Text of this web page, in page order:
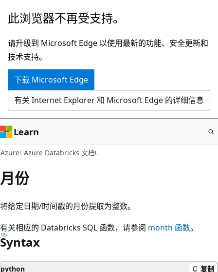
跳
主
要
内
此浏览器不再受支持。
请升级到 Microsoft Edge 以使用最新的功能、安全更新和
技术支持。
下载 Microsoft Edge
有关 Internet Explorer 和 Microsoft Edge 的详细信息
Learn
Azure Azure Databricks 文档
月份
将给定日期/时间戳的月份提取为整数。
有关相应的 Databricks SQL 函数，请参阅 month 函数。
Syntax
python 复制